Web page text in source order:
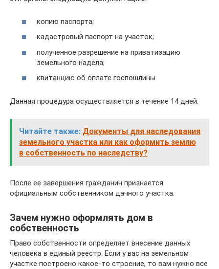
копию паспорта;
кадастровый паспорт на участок;
полученное разрешение на приватизацию
земельного надела;
квитанцию об оплате госпошлины.
Данная процедура осуществляется в течение 14 дней.
Читайте также: Документы для наследования
земельного участка или как оформить землю
в собственность по наследству?
После ее завершения гражданин признается
официальным собственником дачного участка.
Зачем нужно оформлять дом в
собственность
Право собственности определяет внесение данных
человека в единый реестр. Если у вас на земельном
участке построено какое-то строение, то вам нужно все